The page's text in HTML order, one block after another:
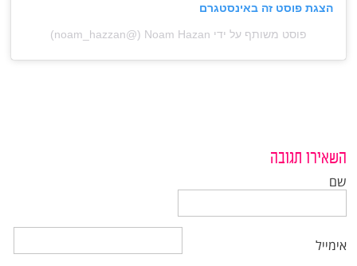
הצגת פוסט זה באינסטגרם
פוסט משותף על ידי ‏‎Noam Hazan‎‏ (@‏‎noam_hazzan‎‏)
השאירו תגובה
שם
אימייל